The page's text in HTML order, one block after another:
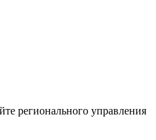
регионального управления